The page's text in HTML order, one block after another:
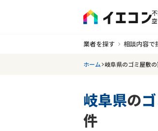
業者を探す 相談内容で
ホーム 岐阜県のゴミ屋敷
岐阜県の
件